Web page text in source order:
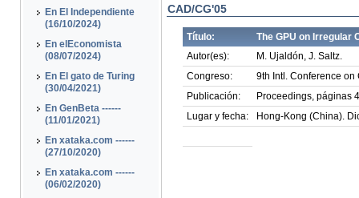
En El Independiente
(16/10/2024)
En elEconomista
(08/07/2024)
En El gato de Turing
(30/04/2021)
En GenBeta ------
(11/01/2021)
En xataka.com ------
(27/10/2020)
En xataka.com ------
(06/02/2020)
CAD/CG'05
Título:
The GPU on Irregular
Autor(es):
M. Ujaldón, J. Saltz.
Congreso:
9th Intl. Conference on
Publicación:
Proceedings, páginas
Lugar y fecha:
Hong-Kong (China).